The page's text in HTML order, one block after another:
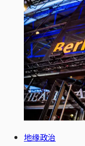
地缘政治